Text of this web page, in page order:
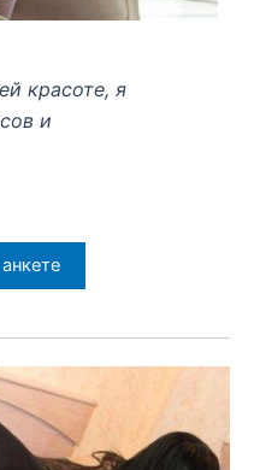
красоте, я
и